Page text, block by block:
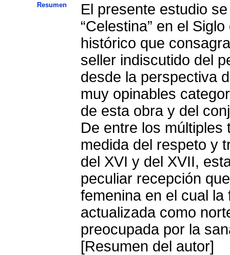
Resumen
El presente estudio
“Celestina” en el
histórico que
seller indiscutido del
desde la perspectiva
muy opinables
de esta obra y del
De entre los múltiples
medida del respeto y
del XVI y del XVII,
peculiar recepción
femenina en el cual
actualizada como
preocupada por la
[Resumen del autor]